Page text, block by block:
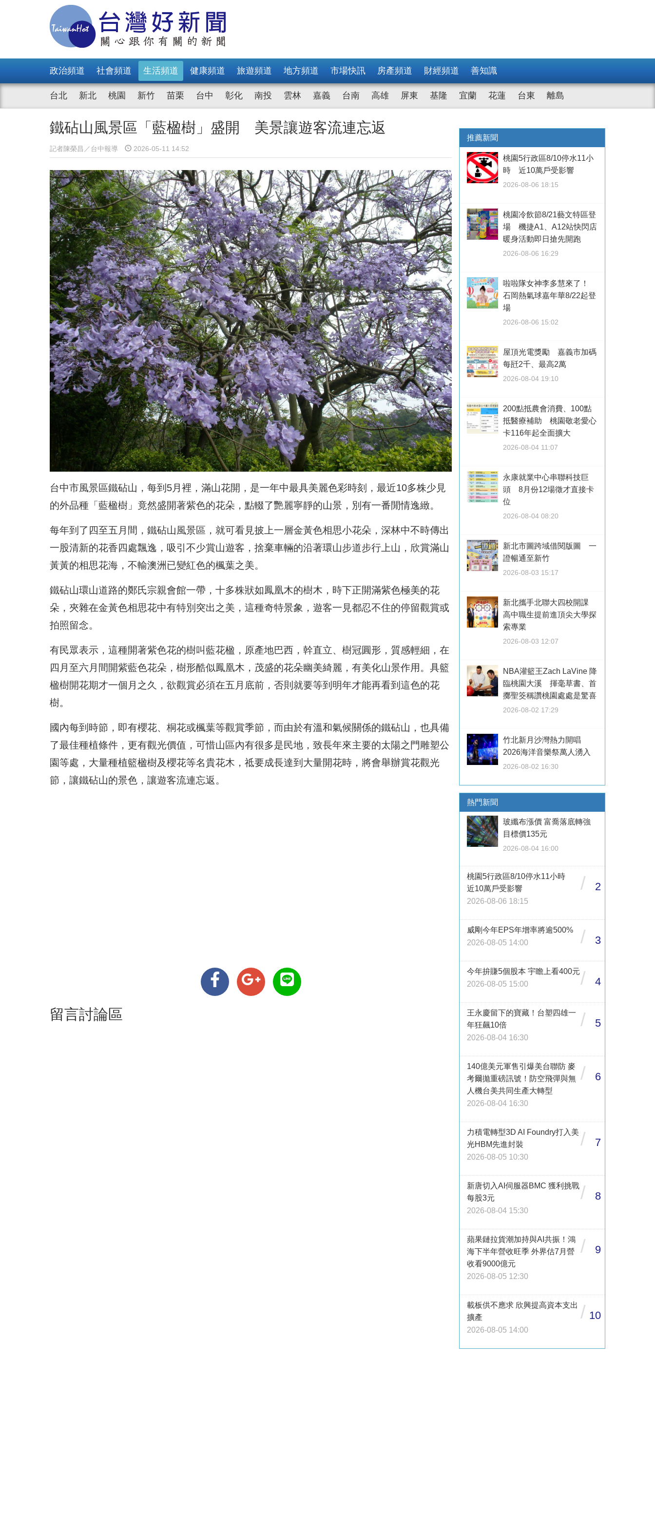
政治頻道 社會頻道 生活頻道 健康頻道 旅遊頻道 地方頻道 市場快訊 房產頻道 財經頻道 善知識
台北 新北 桃園 新竹 苗栗 台中 彰化 南投 雲林 嘉義 台南 高雄 屏東 基隆 宜蘭 花蓮 台東 離島
鐵砧山風景區「藍楹樹」盛開 美景讓遊客流連忘返
記者陳榮昌／台中報導 2026-05-11 14:52
台中市風景區鐵砧山，每到5月裡，滿山花開，是一年中最具美麗色彩時刻，最近10多株少見
的外品種「藍楹樹」竟然盛開著紫色的花朵，點輟了艷麗寧靜的山景，別有一番閒情逸緻。
每年到了四至五月間，鐵砧山風景區，就可看見披上一層金黃色相思小花朵，深林中不時傳出
一股清新的花香四處飄逸，吸引不少賞山遊客，捨棄車輛的沿著環山步道步行上山，欣賞滿山
黃黃的相思花海，不輸澳洲已變紅色的楓葉之美。
鐵砧山環山道路的鄭氏宗親會館一帶，十多株狀如鳳凰木的樹木，時下正開滿紫色極美的花
朵，夾雜在金黃色相思花中有特別突出之美，這種奇特景象，遊客一見都忍不住的停留觀賞或
拍照留念。
有民眾表示，這種開著紫色花的樹叫藍花楹，原產地巴西，幹直立、樹冠圓形，質感輕細，在
四月至六月間開紫藍色花朵，樹形酷似鳳凰木，茂盛的花朵幽美綺麗，有美化山景作用。具籃
楹樹開花期才一個月之久，欲觀賞必須在五月底前，否則就要等到明年才能再看到這色的花
樹。
國內每到時節，即有櫻花、桐花或楓葉等觀賞季節，而由於有溫和氣候關係的鐵砧山，也具備
了最佳種植條件，更有觀光價值，可惜山區內有很多是民地，致長年來主要的太陽之門雕塑公
園等處，大量種植籃楹樹及櫻花等名貴花木，祗要成長達到大量開花時，將會舉辦賞花觀光
節，讓鐵砧山的景色，讓遊客流連忘返。
留言討論區
推薦新聞
桃園5行政區8/10停水11小
時 近10萬戶受影響
2026-08-06 18:15
桃園冷飲節8/21藝文特區登
場 機捷A1、A12站快閃店
暖身活動即日搶先開跑
2026-08-06 16:29
啦啦隊女神李多慧來了！
石岡熱氣球嘉年華8/22起登
場
2026-08-06 15:02
屋頂光電獎勵 嘉義市加碼
每瓩2千、最高2萬
2026-08-04 19:10
200點抵農會消費、100點
抵醫療補助 桃園敬老愛心
卡116年起全面擴大
2026-08-04 11:07
永康就業中心串聯科技巨
頭 8月份12場徵才直接卡
位
2026-08-04 08:20
新北市圖跨域借閱版圖 一
證暢通至新竹
2026-08-03 15:17
新北攜手北聯大四校開課
高中職生提前進頂尖大學探
索專業
2026-08-03 12:07
NBA灌籃王Zach LaVine 降
臨桃園大溪 揮毫草書、首
擲聖筊稱讚桃園處處是驚喜
2026-08-02 17:29
竹北新月沙灣熱力開唱
2026海洋音樂祭萬人湧入
2026-08-02 16:30
熱門新聞
玻纖布漲價 富喬落底轉強
目標價135元
2026-08-04 16:00
桃園5行政區8/10停水11小時
近10萬戶受影響
2026-08-06 18:15
/ 2
威剛今年EPS年增率將逾500%
2026-08-05 14:00
/ 3
今年拚賺5個股本 宇瞻上看400元
2026-08-05 15:00
/ 4
王永慶留下的寶藏！台塑四雄一
年狂飆10倍
2026-08-04 16:30
/ 5
140億美元軍售引爆美台聯防 麥
考爾拋重磅訊號！防空飛彈與無
人機台美共同生產大轉型
2026-08-04 16:30
/ 6
力積電轉型3D AI Foundry打入美
光HBM先進封裝
2026-08-05 10:30
/ 7
新唐切入AI伺服器BMC 獲利挑戰
每股3元
2026-08-04 15:30
/ 8
蘋果鏈拉貨潮加持與AI共振！鴻
海下半年營收旺季 外界估7月營
收看9000億元
2026-08-05 12:30
/ 9
載板供不應求 欣興提高資本支出
擴產
2026-08-05 14:00
/ 10